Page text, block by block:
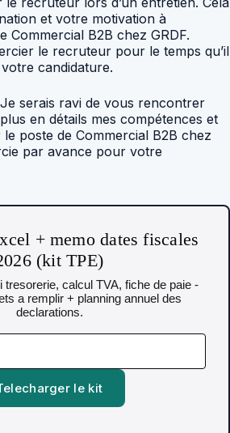
et votre motivation à
Commercial B2B chez GRDF.
le recruteur pour le temps qu’il
candidature.
serais ravi de vous rencontrer
en détails mes compétences et
poste de Commercial B2B chez
par avance pour votre
+ memo dates fiscales
(kit TPE)
tresorerie, calcul TVA, fiche de paie -
a remplir + planning annuel des
declarations.
le kit